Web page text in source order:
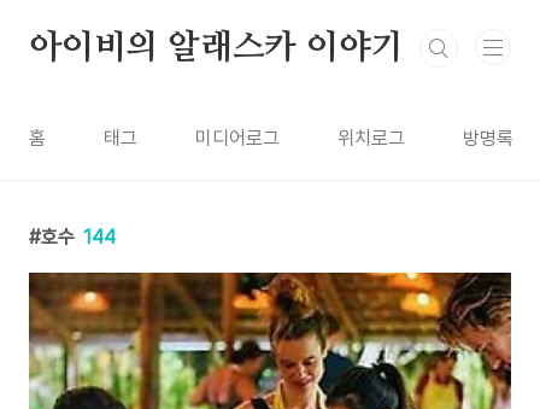
아이비의 알래스카 이야기
홈 태그 미디어로그 위치로그 방명록
호수 144